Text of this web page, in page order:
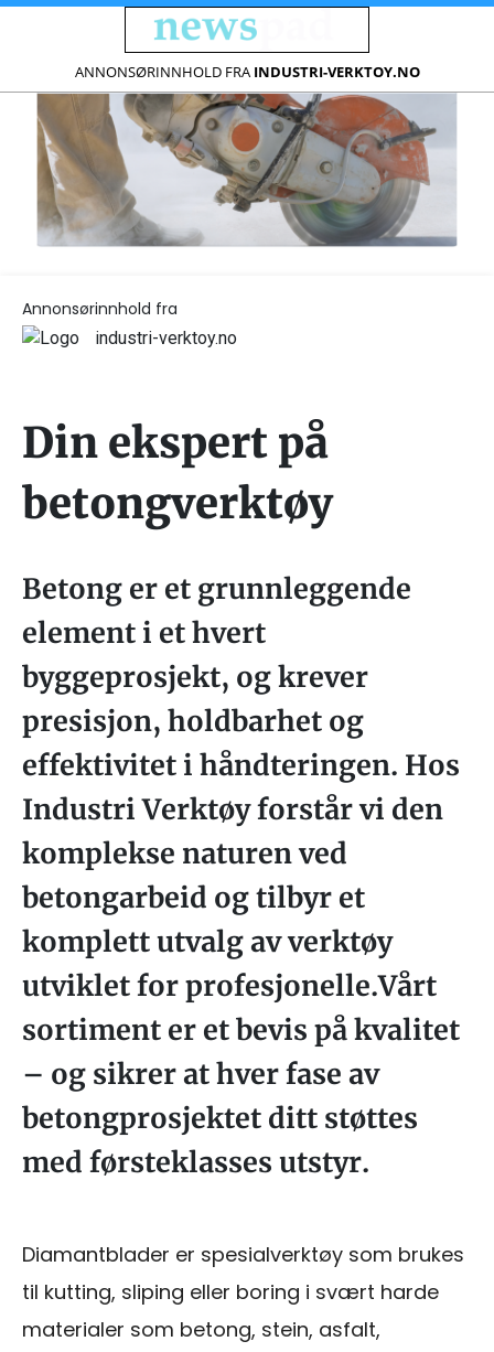
ANNONSØRINNHOLD FRA INDUSTRI-VERKTOY.NO
Annonsørinnhold fra
industri-verktoy.no
Din ekspert på
betongverktøy
Betong er et grunnleggende
element i et hvert
byggeprosjekt, og krever
presisjon, holdbarhet og
effektivitet i håndteringen. Hos
Industri Verktøy forstår vi den
komplekse naturen ved
betongarbeid og tilbyr et
komplett utvalg av verktøy
utviklet for profesjonelle.Vårt
sortiment er et bevis på kvalitet
– og sikrer at hver fase av
betongprosjektet ditt støttes
med førsteklasses utstyr.
Diamantblader er spesialverktøy som brukes
til kutting, sliping eller boring i svært harde
materialer som betong, stein, asfalt,